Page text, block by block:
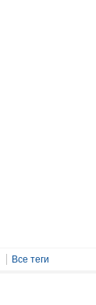
Все теги